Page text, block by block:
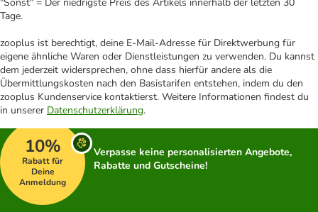
Tage.
zooplus ist berechtigt, deine E-Mail-Adresse für Direktwerbung für
eigene ähnliche Waren oder Dienstleistungen zu verwenden. Du kannst
dem jederzeit widersprechen, ohne dass hierfür andere als die
Übermittlungskosten nach den Basistarifen entstehen, indem du den
zooplus Kundenservice kontaktierst. Weitere Informationen findest du
in unserer Datenschutzerklärung.
10%
Rabatt für
Deine
Anmeldung
Verpasse keine personalisierten Angebote,
Rabatte und Gutscheine!